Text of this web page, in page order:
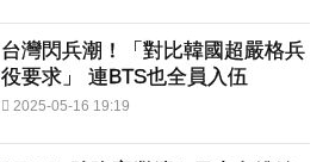
台灣閃兵潮！「對比韓國超嚴格兵
役要求」 連BTS也全員入伍
2025-05-16 19:19